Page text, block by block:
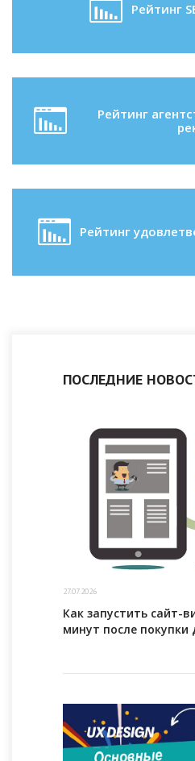
Рейтинг
Рейтинг
Рейтинг
ПОСЛЕДНИЕ
27.07.2026
Как запустить сайт-
минут после покупки